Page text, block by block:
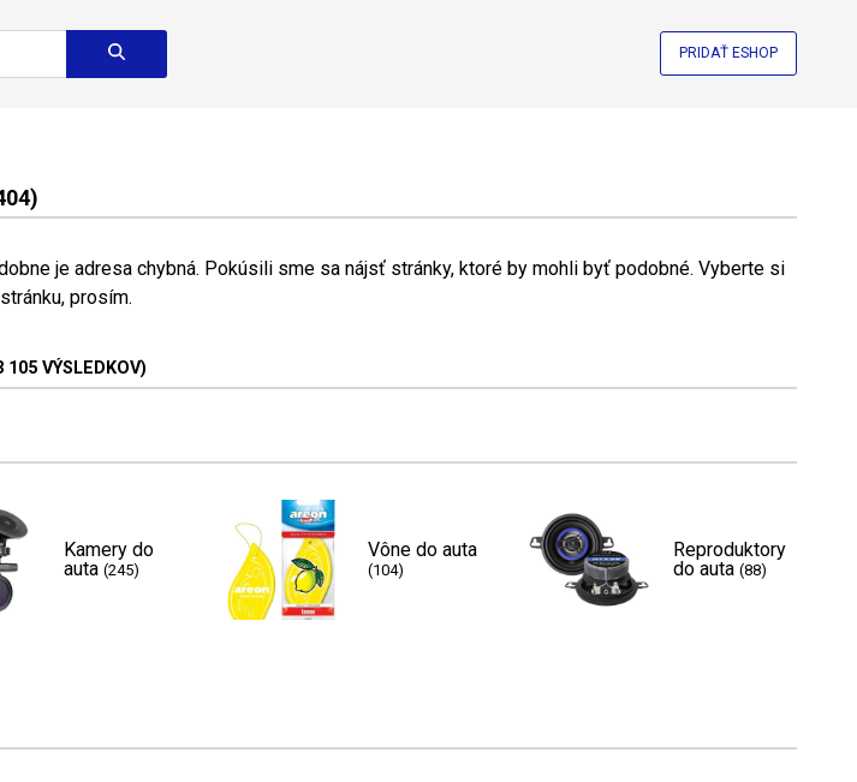
PRIDAŤ ESHOP
je adresa chybná. Pokúsili sme sa nájsť stránky, ktoré by mohli byť podobné. Vyberte si
prosím.
105 VÝSLEDKOV)
Kamery do
auta (245)
Vône do auta
(104)
Reproduktory
do auta (88)